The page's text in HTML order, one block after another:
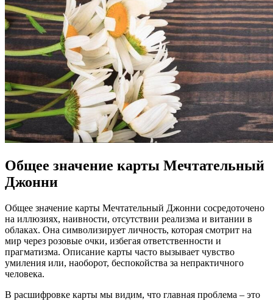
Общее значение карты Мечтательный
Джонни
Общее значение карты Мечтательный Джонни сосредоточено
на иллюзиях, наивности, отсутствии реализма и витании в
облаках. Она символизирует личность, которая смотрит на
мир через розовые очки, избегая ответственности и
прагматизма. Описание карты часто вызывает чувство
умиления или, наоборот, беспокойства за непрактичного
человека.
В расшифровке карты мы видим, что главная проблема – это